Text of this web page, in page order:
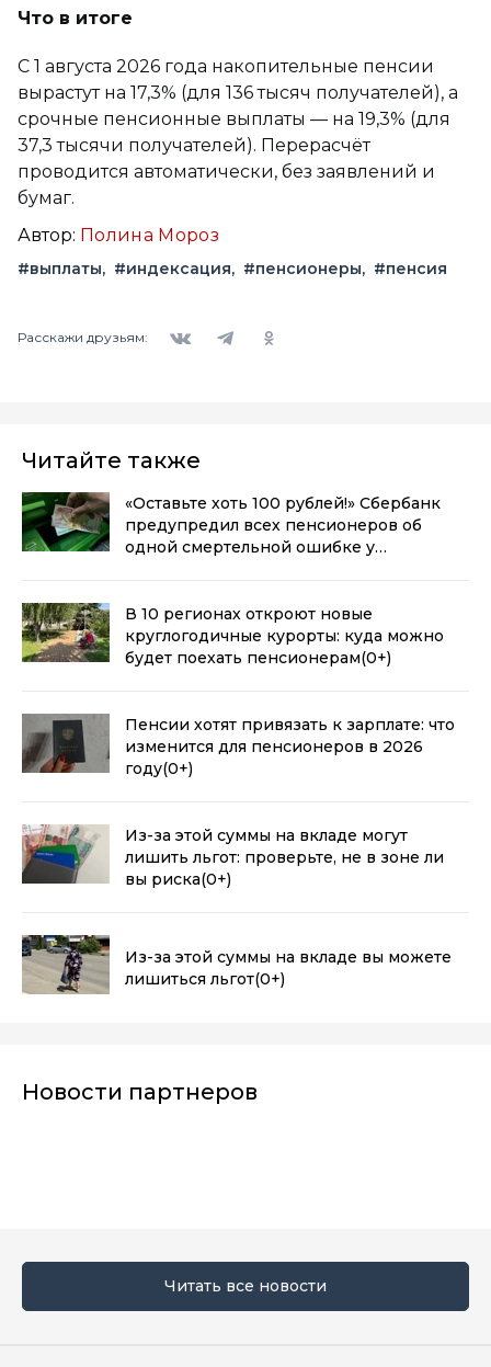
Что в итоге
С 1 августа 2026 года накопительные пенсии
вырастут на 17,3% (для 136 тысяч получателей), а
срочные пенсионные выплаты — на 19,3% (для
37,3 тысячи получателей). Перерасчёт
проводится автоматически, без заявлений и
бумаг.
Автор: Полина Мороз
#выплаты #индексация #пенсионеры #пенсия
Расскажи друзьям:
Читайте также
«Оставьте хоть 100 рублей!» Сбербанк
предупредил всех пенсионеров об
одной смертельной ошибке у
В 10 регионах откроют новые
круглогодичные курорты: куда можно
будет поехать пенсионерам(0+)
Пенсии хотят привязать к зарплате: что
изменится для пенсионеров в 2026
году(0+)
Из-за этой суммы на вкладе могут
лишить льгот: проверьте, не в зоне ли
вы риска(0+)
Из-за этой суммы на вкладе вы можете
лишиться льгот(0+)
Новости партнеров
Читать все новости